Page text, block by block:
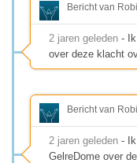
Bericht van
2 jaren geleden -
over deze klacht
Bericht van
2 jaren geleden -
GelreDome over